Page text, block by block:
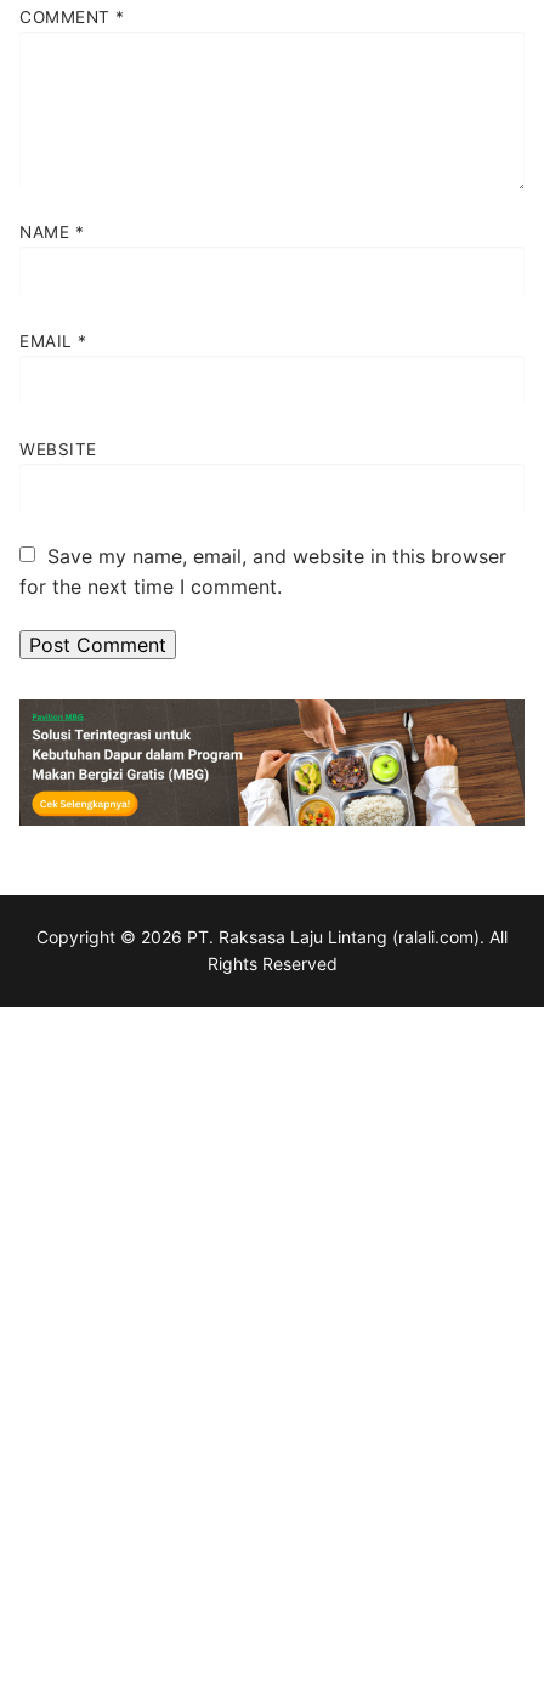
COMMENT *
NAME *
EMAIL *
WEBSITE
Save my name, email, and website in this browser
for the next time I comment.
Copyright © 2026 PT. Raksasa Laju Lintang (ralali.com). All
Rights Reserved